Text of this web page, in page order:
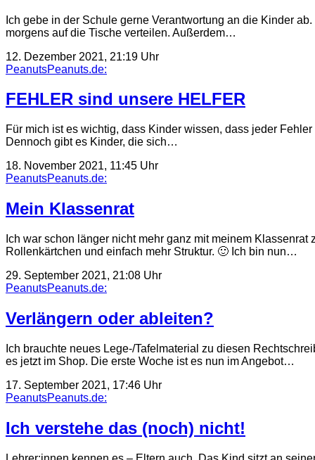
Ich gebe in der Schule gerne Verantwortung an die Kinder
morgens auf die Tische verteilen. Außerdem…
12. Dezember 2021, 21:19 Uhr
PeanutsPeanuts.de:
FEHLER sind unsere HELFER
Für mich ist es wichtig, dass Kinder wissen, dass jeder
Dennoch gibt es Kinder, die sich…
18. November 2021, 11:45 Uhr
PeanutsPeanuts.de:
Mein Klassenrat
Ich war schon länger nicht mehr ganz mit meinem
Rollenkärtchen und einfach mehr Struktur. 🙂 Ich bin nun…
29. September 2021, 21:08 Uhr
PeanutsPeanuts.de:
Verlängern oder ableiten?
Ich brauchte neues Lege-/Tafelmaterial zu diesen
es jetzt im Shop. Die erste Woche ist es nun im Angebot…
17. September 2021, 17:46 Uhr
PeanutsPeanuts.de:
Ich verstehe das (noch) nicht!